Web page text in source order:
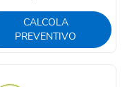
CALCOLA
PREVENTIVO